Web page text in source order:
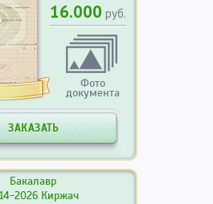
16.000 руб.
Фото
документа
ЗАКАЗАТЬ
Бакалавр
2026 Киржач